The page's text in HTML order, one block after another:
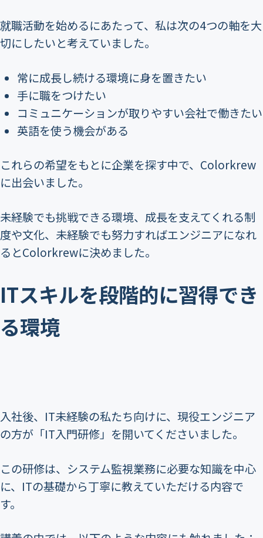
就職活動を始めるにあたって、私は次の4つの軸を大
切にしたいと考えていました。
常に成長し続ける環境に身を置きたい
手に職をつけたい
コミュニケーションが取りやすい会社で働きたい
英語を使う機会がある
これらの希望をもとに企業を探す中で、Colorkrew
に出会いました。
未経験でも挑戦できる環境、成長を支えてくれる制
度や文化、未経験でも努力すればエンジニアになれ
るとColorkrewに決めました。
ITスキルを段階的に習得でき
る環境
入社後、IT未経験の私たち向けに、現役エンジニア
の方が「IT入門研修」を開いてくださいました。
この研修は、システム監視業務に必要な知識を中心
に、ITの基礎から丁寧に教えていただける内容で
す。